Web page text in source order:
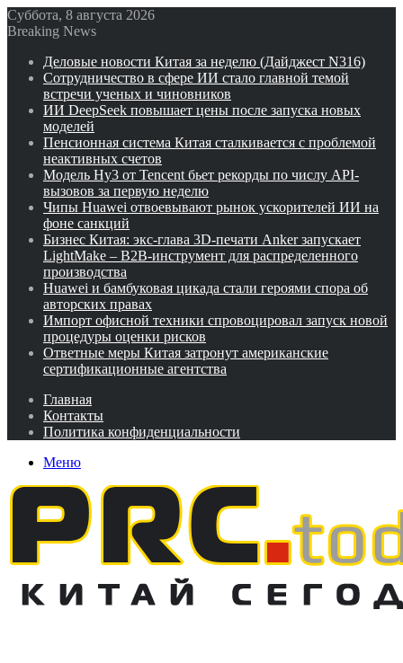
Суббота, 8 августа 2026
Breaking News
Деловые новости Китая за неделю (Дайджест N316)
Сотрудничество в сфере ИИ стало главной темой
встречи ученых и чиновников
ИИ DeepSeek повышает цены после запуска новых
моделей
Пенсионная система Китая сталкивается с проблемой
неактивных счетов
Модель Hy3 от Tencent бьет рекорды по числу API-
вызовов за первую неделю
Чипы Huawei отвоевывают рынок ускорителей ИИ на
фоне санкций
Бизнес Китая: экс-глава 3D-печати Anker запускает
LightMake – B2B-инструмент для распределенного
производства
Huawei и бамбуковая цикада стали героями спора об
авторских правах
Импорт офисной техники спровоцировал запуск новой
процедуры оценки рисков
Ответные меры Китая затронут американские
сертификационные агентства
Главная
Контакты
Политика конфиденциальности
Меню